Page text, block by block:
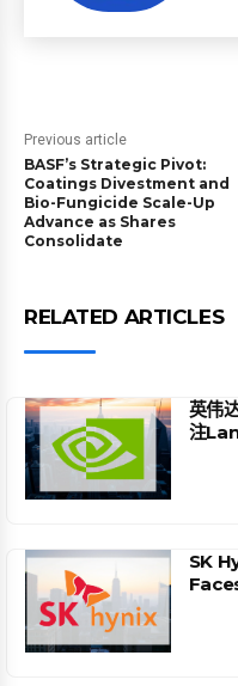
Previous article
BASF’s Strategic Pivot:
Coatings Divestment and
Bio-Fungicide Scale-Up
Advance as Shares
Consolidate
RELATED ARTICLES
英伟
注
SK